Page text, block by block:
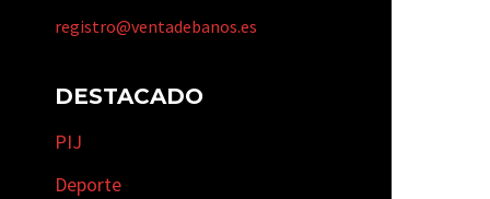
registro@ventadebanos.es
DESTACADO
PIJ
Deporte